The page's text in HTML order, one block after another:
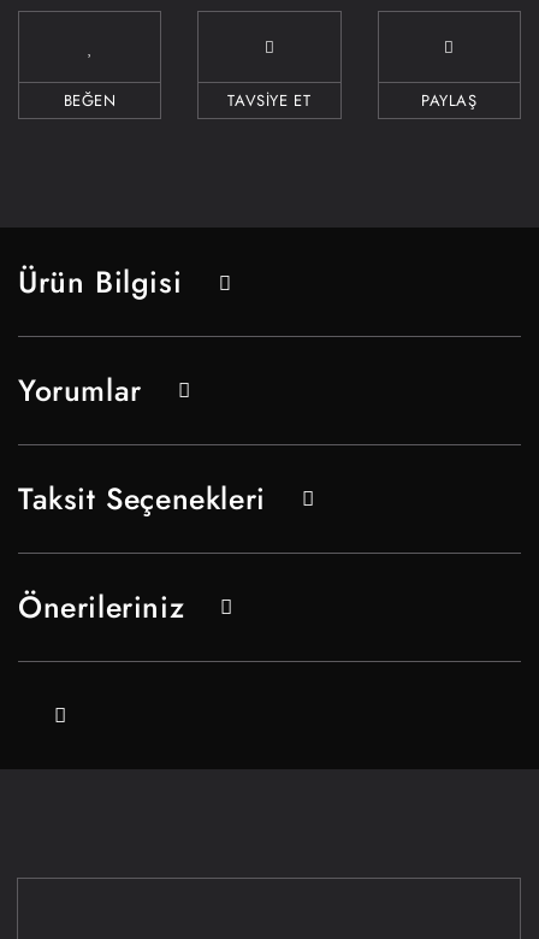
TAVSİYE ET PAYLAŞ
Ürün Bilgisi
Yorumlar
Taksit Seçenekleri
Önerileriniz